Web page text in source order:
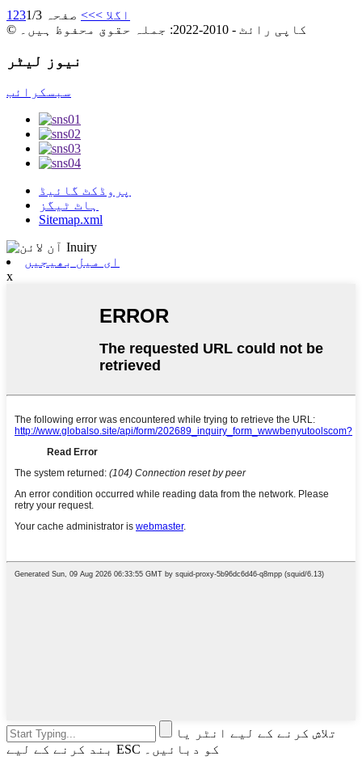
1 23 اگلا >>> صفحہ 1/3
© کاپی رائٹ - 2010-2022: جملہ حقوق محفوظ ہیں۔
نیوز لیٹر
سبسکرائب
پروڈکٹ گائیڈ
ہاٹ ٹیگز
Sitemap.xml
ای میل بھیجیں
x
تلاش کرنے کے لیے انٹر یا
بند کرنے کے لیے ESC کو دبائیں۔